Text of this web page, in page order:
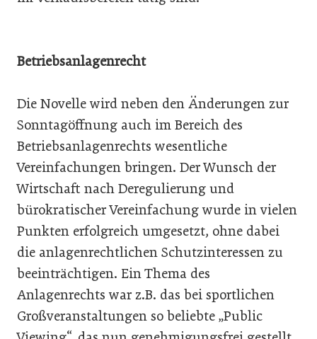
Betriebsanlagenrecht
Die Novelle wird neben den Änderungen zur
Sonntagöffnung auch im Bereich des
Betriebsanlagenrechts wesentliche
Vereinfachungen bringen. Der Wunsch der
Wirtschaft nach Deregulierung und
bürokratischer Vereinfachung wurde in vielen
Punkten erfolgreich umgesetzt, ohne dabei
die anlagenrechtlichen Schutzinteressen zu
beeinträchtigen. Ein Thema des
Anlagenrechts war z.B. das bei sportlichen
Großveranstaltungen so beliebte „Public